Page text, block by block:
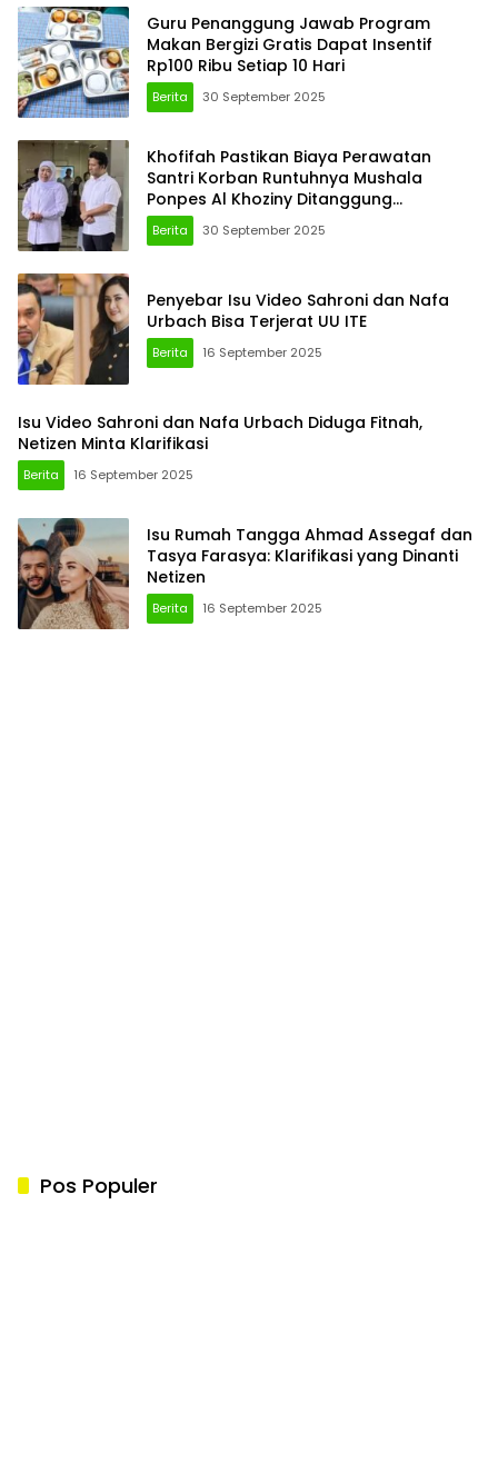
Guru Penanggung Jawab Program
Makan Bergizi Gratis Dapat Insentif
Rp100 Ribu Setiap 10 Hari
Berita 30 September 2025
Khofifah Pastikan Biaya Perawatan
Santri Korban Runtuhnya Mushala
Ponpes Al Khoziny Ditanggung
Pemerintah
Berita 30 September 2025
Penyebar Isu Video Sahroni dan Nafa
Urbach Bisa Terjerat UU ITE
Berita 16 September 2025
Isu Video Sahroni dan Nafa Urbach Diduga Fitnah,
Netizen Minta Klarifikasi
Berita 16 September 2025
Isu Rumah Tangga Ahmad Assegaf dan
Tasya Farasya: Klarifikasi yang Dinanti
Netizen
Berita 16 September 2025
Pos Populer